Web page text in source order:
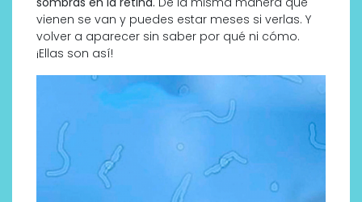
vienen se van y puedes estar meses si verlas. Y
volver a aparecer sin saber por qué ni cómo.
¡Ellas son así!